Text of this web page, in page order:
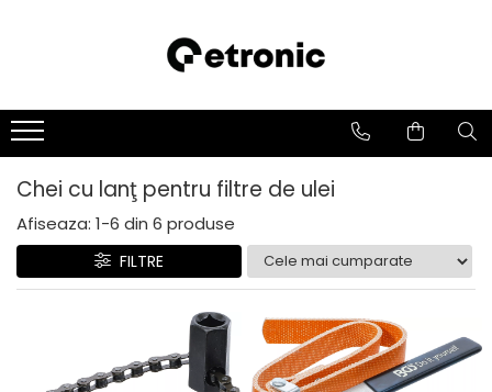
Chei cu lanţ pentru filtre de ulei
Afiseaza: 1-6 din 6 produse
FILTRE